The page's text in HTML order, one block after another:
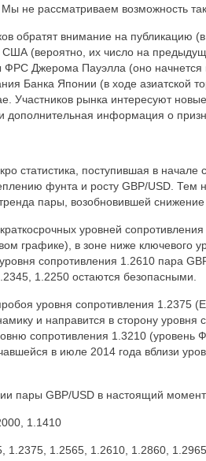
не рассматриваем возможность
обратят внимание на публикацию
США (вероятно, их число на
Джерома Пауэлла (оно начнется
Банка Японии (в ходе азиатской
Участников рынка интересуют
дополнительная информация о
статистика, поступившая в начале
фунта и росту GBP/USD. Тем
пары, возобновившей снижение
уровней
графике), в зоне ниже ключевого
сопротивления 1.2610 пара
1.2250 остаются безопасными.
уровня сопротивления 1.2375
и направится в сторону уровня
сопротивления 1.3210 (уровень
в июле 2014 года вблизи
пары GBP/USD в настоящий момент
1.1410
1.2375, 1.2565, 1.2610, 1.2860,